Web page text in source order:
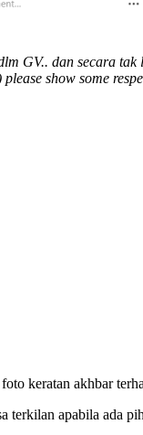
GV.. dan secara
show some
keratan akhbar
apabila ada